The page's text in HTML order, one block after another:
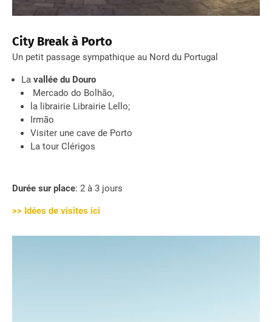
City Break à Porto
Un petit passage sympathique au Nord du Portugal
La vallée du Douro
Mercado do Bolhão,
la librairie Librairie Lello;
Irmão
Visiter une cave de Porto
La tour Clérigos
Durée sur place: 2 à 3 jours
>> Idées de visites ici